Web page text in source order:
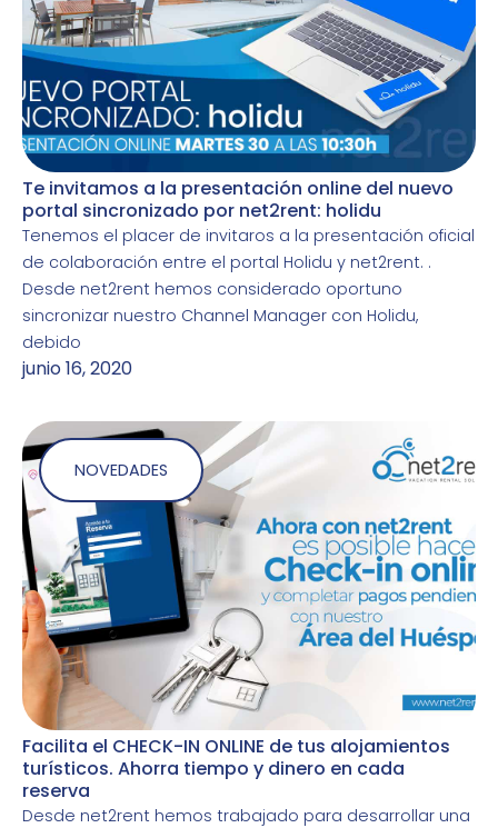
Te invitamos a la presentación online del nuevo
portal sincronizado por net2rent: holidu
Tenemos el placer de invitaros a la presentación oficial
de colaboración entre el portal Holidu y net2rent. .
Desde net2rent hemos considerado oportuno
sincronizar nuestro Channel Manager con Holidu,
debido
junio 16, 2020
NOVEDADES
Facilita el CHECK-IN ONLINE de tus alojamientos
turísticos. Ahorra tiempo y dinero en cada
reserva
Desde net2rent hemos trabajado para desarrollar una